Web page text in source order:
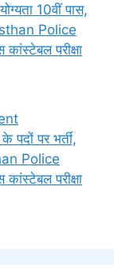
10वीं पास,
Police
परीक्षा
पदों पर भर्ती,
Police
परीक्षा